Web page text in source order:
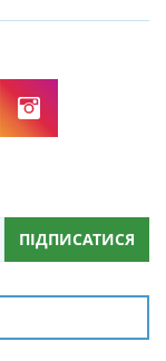
ПІДПИСАТИСЯ